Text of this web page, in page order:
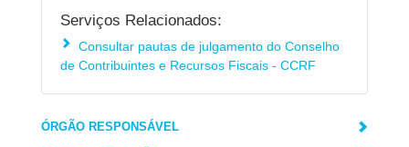
Serviços Relacionados:
Consultar pautas de julgamento do Conselho
de Contribuintes e Recursos Fiscais - CCRF
ÓRGÃO RESPONSÁVEL